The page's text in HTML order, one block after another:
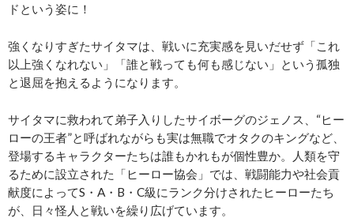
ドという姿に！
強くなりすぎたサイタマは、戦いに充実感を見いだせず「これ
以上強くなれない」「誰と戦っても何も感じない」という孤独
と退屈を抱えるようになります。
サイタマに救われて弟子入りしたサイボーグのジェノス、“ヒー
ローの王者”と呼ばれながらも実は無職でオタクのキングなど、
登場するキャラクターたちは誰もかれもが個性豊か。人類を守
るために設立された「ヒーロー協会」では、戦闘能力や社会貢
献度によってS・A・B・C級にランク分けされたヒーローたち
が、日々怪人と戦いを繰り広げています。